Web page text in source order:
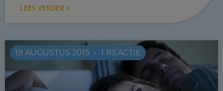
LEES VERDER »
19 AUGUSTUS 2015 1 REACTIE